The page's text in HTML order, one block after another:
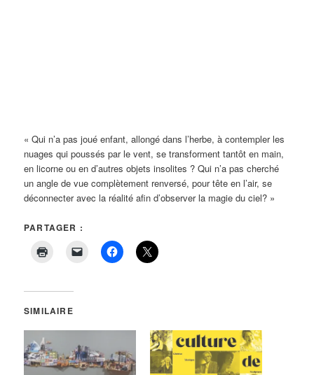
« Qui n’a pas joué enfant, allongé dans l’herbe, à contempler les
nuages qui poussés par le vent, se transforment tantôt en main,
en licorne ou en d’autres objets insolites ? Qui n’a pas cherché
un angle de vue complètement renversé, pour tête en l’air, se
déconnecter avec la réalité afin d’observer la magie du ciel? »
PARTAGER :
SIMILAIRE